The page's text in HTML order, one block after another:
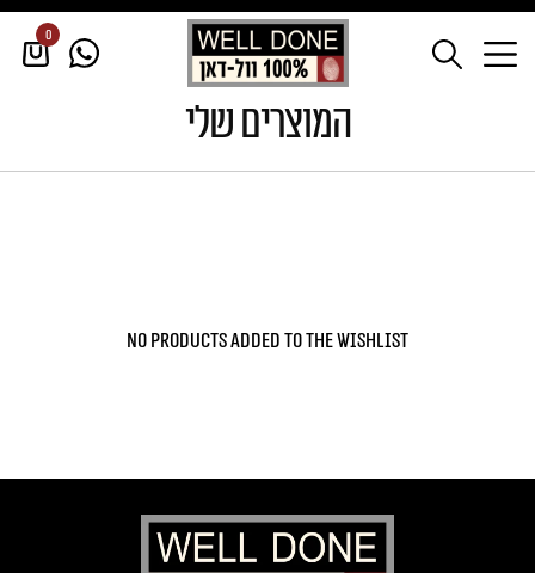
0
המוצרים שלי
דף הבית /המוצרים שלי
No products added to the wishlist